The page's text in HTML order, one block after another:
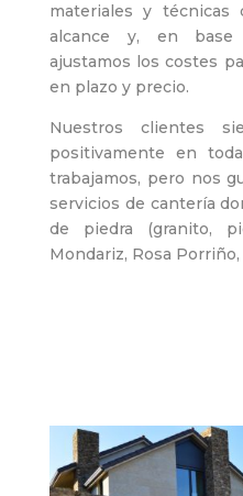
materiales y técnicas
alcance y, en base
ajustamos los costes
en plazo y precio.
Nuestros clientes
positivamente en
trabajamos, pero nos
servicios de cantería
de piedra (granito,
Mondariz, Rosa Porriño,